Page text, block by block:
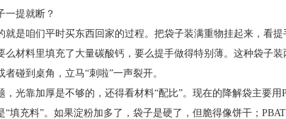
一提就断？
就是咱们平时买东西回家的过程。把袋子装满重物挂起来，看
么材料里填充了大量碳酸钙，要么提手做得特别薄。这种袋子
者碰到桌角，立马“刺啦”一声裂开。
，光靠加厚是不够的，还得看材料“配比”。现在的降解袋主要
“填充料”。如果淀粉加多了，袋子是硬了，但脆得像饼干；